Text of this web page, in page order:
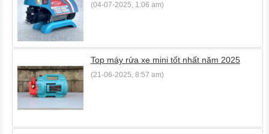
(04-07-2025, 1:06 am)
Top máy rửa xe mini tốt nhất năm 2025
(21-06-2025, 8:57 am)